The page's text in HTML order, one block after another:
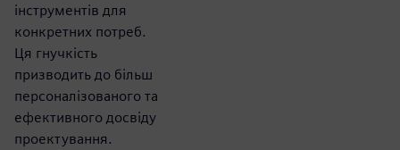
інструментів для
конкретних потреб.
Ця гнучкість
призводить до більш
персоналізованого та
ефективного досвіду
проектування.